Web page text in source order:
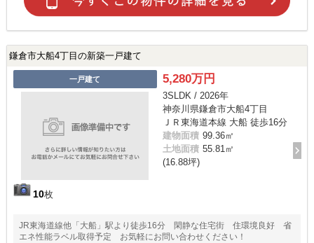
鎌倉市大船4丁目の新築一戸建て
一戸建て
10枚
5,280万円
3SLDK / 2026年
神奈川県鎌倉市大船4丁目
ＪＲ東海道本線 大船 徒歩16分
建物面積 99.36㎡
土地面積 55.81㎡
(16.88坪)
JR東海道線他「大船」駅より徒歩16分 閑静な住宅街 住環境良好 省
エネ性能ラベル取得予定 お気軽にお問い合わせください！